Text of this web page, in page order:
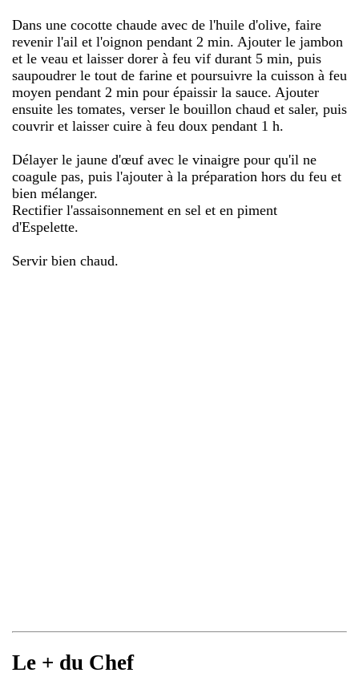
Dans une cocotte chaude avec de l'huile d'olive, faire
revenir l'ail et l'oignon pendant 2 min. Ajouter le jambon
et le veau et laisser dorer à feu vif durant 5 min, puis
saupoudrer le tout de farine et poursuivre la cuisson à feu
moyen pendant 2 min pour épaissir la sauce. Ajouter
ensuite les tomates, verser le bouillon chaud et saler, puis
couvrir et laisser cuire à feu doux pendant 1 h.
Délayer le jaune d'œuf avec le vinaigre pour qu'il ne
coagule pas, puis l'ajouter à la préparation hors du feu et
bien mélanger.
Rectifier l'assaisonnement en sel et en piment
d'Espelette.
Servir bien chaud.
Le + du Chef